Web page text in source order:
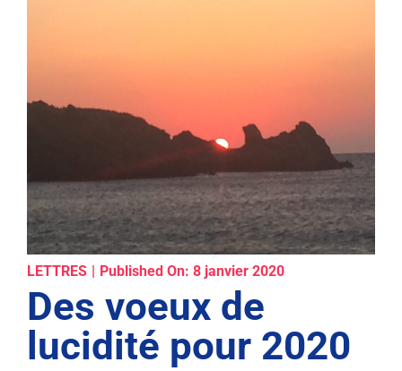
LETTRES | Published On: 8 janvier 2020
Des voeux de
lucidité pour 2020